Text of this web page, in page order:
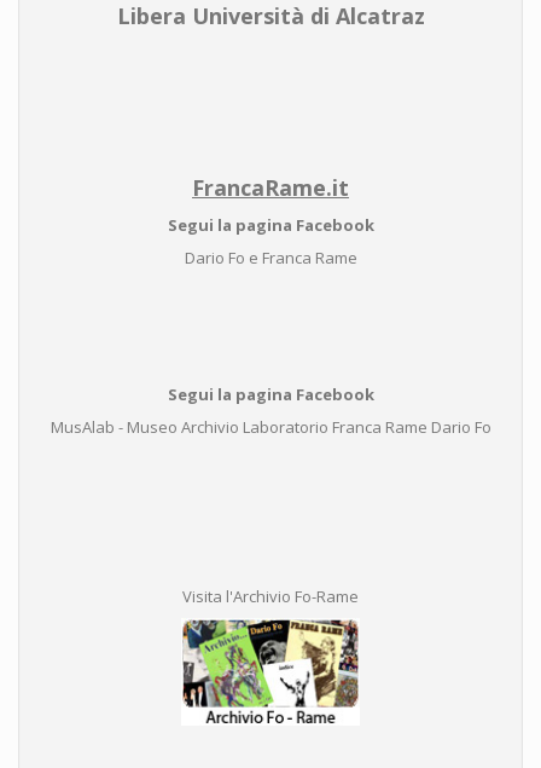
Libera Università di Alcatraz
FrancaRame.it
Segui la pagina Facebook
Dario Fo e Franca Rame
Segui la pagina Facebook
MusAlab - Museo Archivio Laboratorio Franca Rame Dario Fo
Visita l'Archivio Fo-Rame